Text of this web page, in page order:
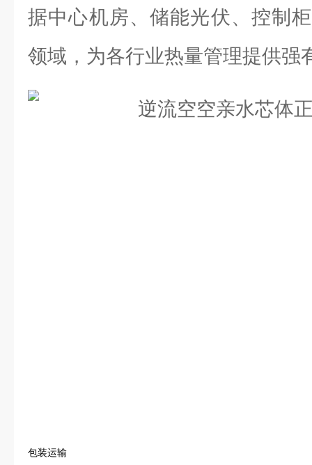
据中心机房、储能光伏、控制
领域，为各行业热量管理提供强
包装运输